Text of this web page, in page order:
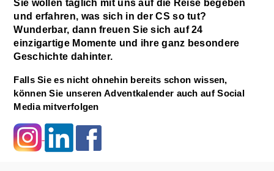
Sie wollen täglich mit uns auf die Reise begeben
und erfahren, was sich in der CS so tut?
Wunderbar, dann freuen Sie sich auf 24
einzigartige Momente und ihre ganz besondere
Geschichte dahinter.
Falls Sie es nicht ohnehin bereits schon wissen,
können Sie unseren Adventkalender auch auf Social
Media mitverfolgen